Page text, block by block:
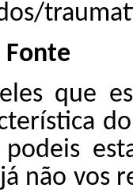
Fonte
que
podeis
não vos